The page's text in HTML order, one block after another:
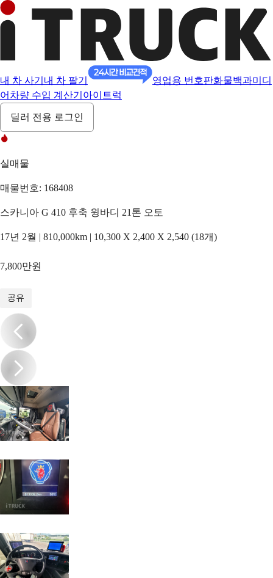
내 차 사기 내 차 팔기 영업용 번호판화물백과미디
어 차량 수입 계산기 아이트럭
딜러 전용 로그인
실매물
매물번호: 168408
스카니아 G 410 후축 윙바디 21톤 오토
17년 2월 | 810,000km | 10,300 X 2,400 X 2,540 (18개)
7,800만원
공유
/18